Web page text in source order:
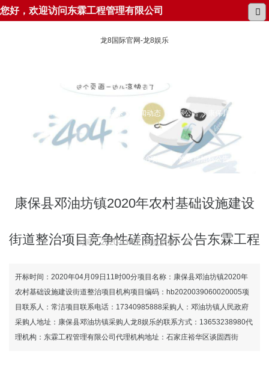
您好，欢迎访问东霖工程管理有限公司
龙8国际官网-龙8娱乐
所在位置： 龙8国际官网-龙8娱乐 新闻动态 招标公告 康保县邓油坊镇
2020年农村基础设施建设街道整治项目竞争性磋商招标公告
康保县邓油坊镇2020年农村基础设施建设
街道整治项目竞争性磋商招标公告东霖工程
管理有限公司-龙8国际官网
时间：2020-03-31 浏览次数：70
开标时间：2020年04月09日11时00分项目名称：康保县邓油坊镇2020年
农村基础设施建设街道整治项目机构项目编码：hb2020039060020005项
目联系人：常洁项目联系电话：17340985888采购人：邓油坊镇人民政府
采购人地址：康保县邓油坊镇采购人龙8娱乐的联系方式：13653238980代
理机构：东霖工程管理有限公司代理机构地址：石家庄裕华区谈固西街